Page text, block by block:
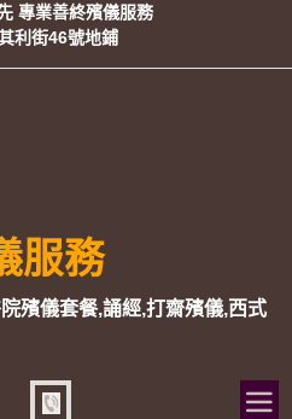
專業善終殯儀服務
利街46號地鋪
服務
殯儀套餐,誦經,打齋殯儀,西式